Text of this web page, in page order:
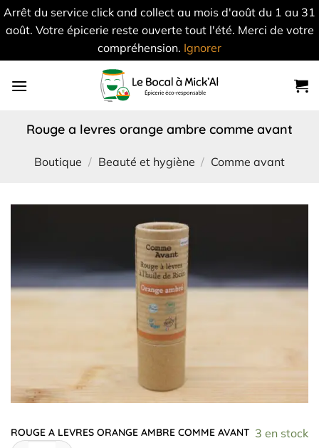
Arrêt du service click and collect au mois d'août du 1 au 31
août. Votre épicerie reste ouverte tout l'été. Merci de votre
compréhension. Ignorer
rouge a levres orange ambre comme avant
Boutique / Beauté et hygiène / Comme avant
3 en stock
ROUGE A LEVRES ORANGE AMBRE COMME AVANT
quantité de ROUGE A LEVRES ORANGE AMBRE COMME AVANT